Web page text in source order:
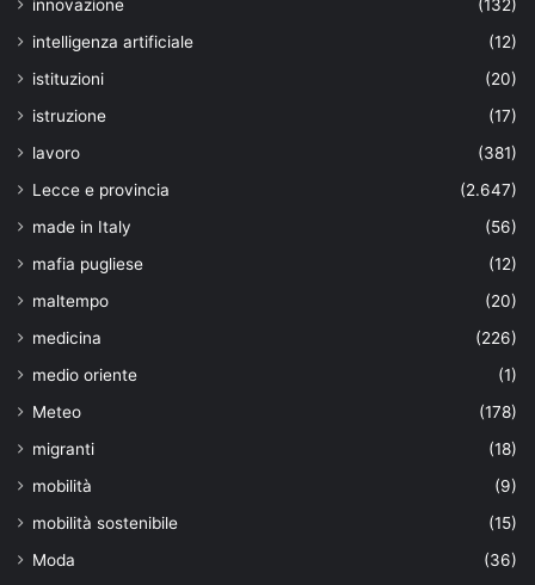
innovazione
(132)
intelligenza artificiale
(12)
istituzioni
(20)
istruzione
(17)
lavoro
(381)
Lecce e provincia
(2.647)
made in Italy
(56)
mafia pugliese
(12)
maltempo
(20)
medicina
(226)
medio oriente
(1)
Meteo
(178)
migranti
(18)
mobilità
(9)
mobilità sostenibile
(15)
Moda
(36)